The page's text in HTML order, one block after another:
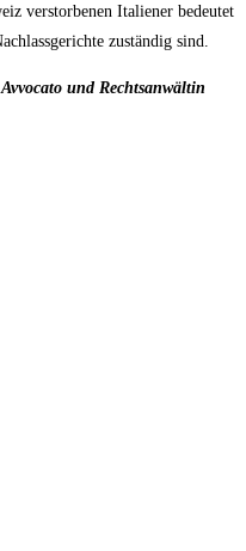
verstorbenen Italiener bedeutet
zuständig sind.
und Rechtsanwältin